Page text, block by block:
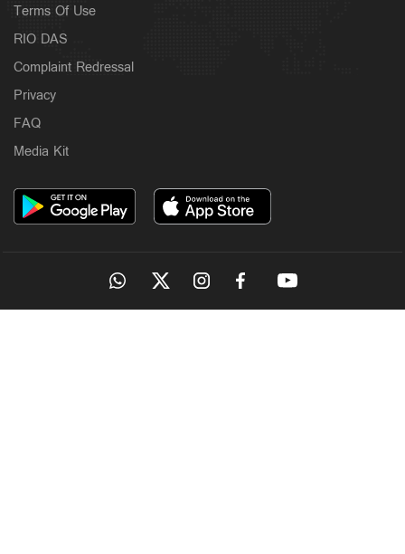
Terms Of Use
RIO DAS
Complaint Redressal
Privacy
FAQ
Media Kit